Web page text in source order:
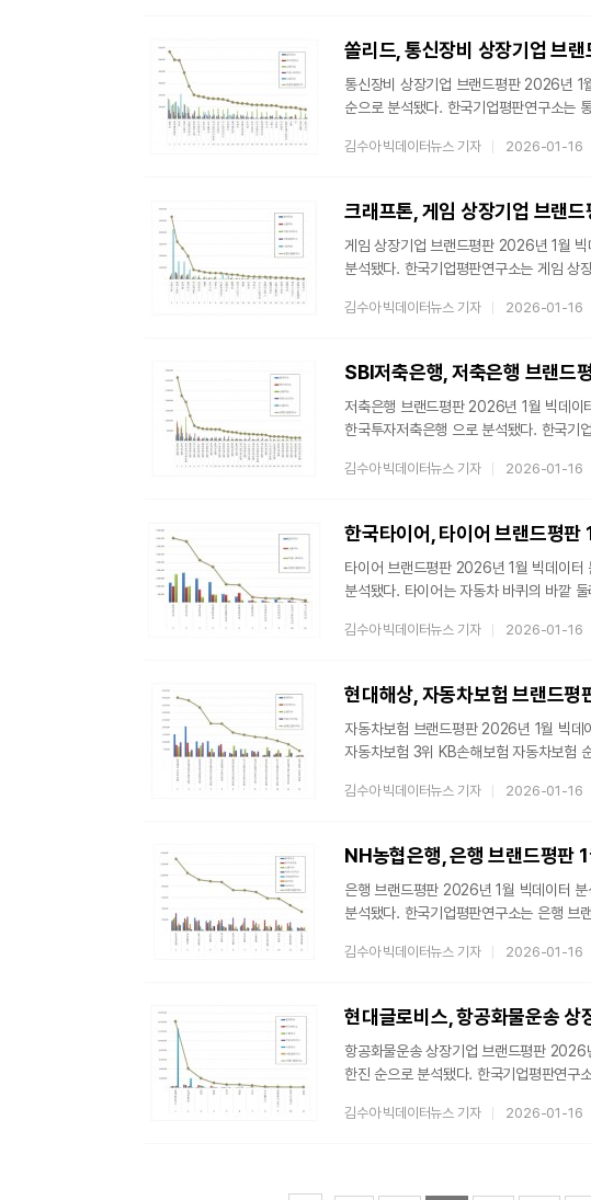
브랜드와 신규 유통 채널을 중심으로 재
분석된다.
통신장비 상장기업 브랜드평판 2026년 1
순으로 분석됐다. 한국기업평판연구소는 통신장비 상장기업 29개 브랜드에 대해서 빅데이터 분석을 활용한
빅데이터 5,436,274개를 분석하여 소비
소비자들의 활동 빅데이터를 참여가치,
브랜드평판지수는 소비
김수아 빅데이터뉴스 기자 2026-01-16
게임 상장기업 브랜드평판 2026년 1월
분석됐다. 한국기업평판연구소는 게임 상장기업 25개에 대한 브랜드 빅데이터 평판분석을 했다. 2025년
12월 게임 상장기업 브랜드 빅데이터 22,119,573개
게임 상장기업 브랜드평판지수는 참여지
김수아 빅데이터뉴스 기자 2026-01-16
저축은행 브랜드평판 2026년 1월 빅데이
한국투자저축은행 으로 분석됐다. 한국기업평판연구소는 소비자들에게 사랑받는 44개 저축은행 브랜드에
소비자들의 저축은행 브랜드 소비패턴을
빅데이터를 참여가치, 소통가치, 소셜가
평판조사에서는 참여지수와 미디어지수,
김수아 빅데이터뉴스 기자 2026-01-16
한국타이어, 타이어 브랜드평
타이어 브랜드평판 2026년 1월 빅데이터
분석됐다. 타이어는 자동차 바퀴의 바깥 둘레에 끼우는 고무로 만든 둥근 테로 승차감의 향상과 마찰력의
끼치는 부품이다. 외부에서 상태를 어느
했다. 11개 타이어 브랜드평판 분석은
빅데이터
김수아 빅데이터뉴스 기자 2026-01-16
자동차보험 브랜드평판 2026년 1월 빅데
자동차보험 3위 KB손해보험 자동차보험 순으로 분석됐다. 자동차보험은
2024년 자동차보험 시장 규모(원수보험료 기준)는 20조 6641억 원으로, 2019년 17조
브랜드 빅데이터 23,941,837개를 소비
평판알고리즘으로 분석하여 브
김수아 빅데이터뉴스 기자 2026-01-16
NH농협은행, 은행 브랜드평판
은행 브랜드평판 2026년 1월 빅데이터 분석결과, 1
분석됐다. 한국기업평판연구소는 은행 브랜드평판 2026년 1월 분석결과을 위해 2025년 12월 15일부터
소비행태를 알아냈다. 지난 12월 은행 브
시장가치, 재무가치로 나누게 된다. 은행
커뮤니티지수, 사회공헌지
김수아 빅데이터뉴스 기자 2026-01-16
항공화물운송 상장기업 브랜드평판 2026
한진 순으로 분석됐다. 한국기업평판연구소는 항공화물운송 상장기업 브랜드에 대해서 빅데이터 분석을
상장기업 브랜드 빅데이터 24,043,688개
김수아 빅데이터뉴스 기자 2026-01-16